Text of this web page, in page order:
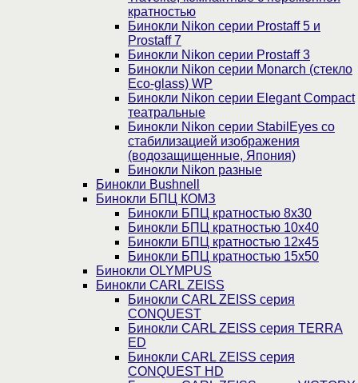
кратностью
Бинокли Nikon серии Prostaff 5 и
Prostaff 7
Бинокли Nikon серии Prostaff 3
Бинокли Nikon серии Monarch (стекло
Eco-glass) WP
Бинокли Nikon серии Elegant Compact
театральные
Бинокли Nikon серии StabilEyes со
стабилизацией изображения
(водозащищенные, Япония)
Бинокли Nikon разные
Бинокли Bushnell
Бинокли БПЦ КОМЗ
Бинокли БПЦ кратностью 8х30
Бинокли БПЦ кратностью 10х40
Бинокли БПЦ кратностью 12х45
Бинокли БПЦ кратностью 15х50
Бинокли OLYMPUS
Бинокли CARL ZEISS
Бинокли CARL ZEISS серия
CONQUEST
Бинокли CARL ZEISS серия TERRA
ED
Бинокли CARL ZEISS серия
CONQUEST HD